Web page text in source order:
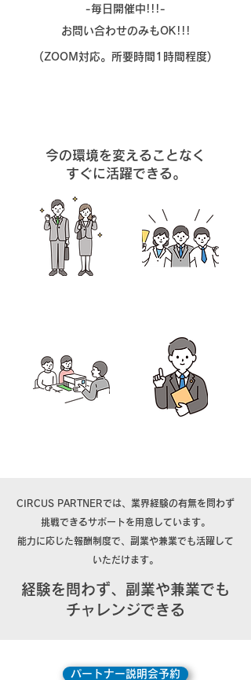
-毎日開催中!!!-
​お問い合わせのみもOK!!!
(ZOOM対応。所要時間1時間程度)
今の環境を変えることなく
すぐに活躍できる。
​CIRCUS PARTNERでは、業界経験の有無を問わず
挑戦できるサポートを用意しています。
能力に応じた報酬制度で、​副業や兼業でも活躍して
いただけます。
​経験を問わず、副業や兼業でも
チャレンジできる
パートナー説明会予約